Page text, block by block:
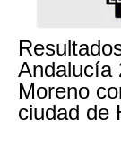
Andalucía
Moreno
ciudad de